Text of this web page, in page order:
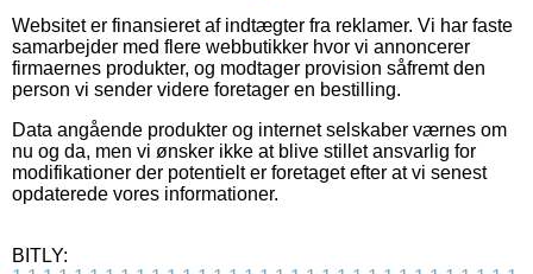
Websitet er finansieret af indtægter fra reklamer. Vi har faste
samarbejder med flere webbutikker hvor vi annoncerer
firmaernes produkter, og modtager provision såfremt den
person vi sender videre foretager en bestilling.
Data angående produkter og internet selskaber værnes om
nu og da, men vi ønsker ikke at blive stillet ansvarlig for
modifikationer der potentielt er foretaget efter at vi senest
opdaterede vores informationer.
BITLY: